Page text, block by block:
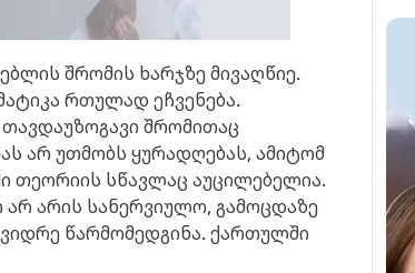
შრომის ხარჯზე მივაღწიე.
რთულად ეჩვენება.
შრომითაც
არ უთმობს ყურადღებას, ამიტომ
თეორიის სწავლაც აუცილებელია.
არ არის სანერვიულო, გამოცდაზე
წარმომედგინა. ქართულში